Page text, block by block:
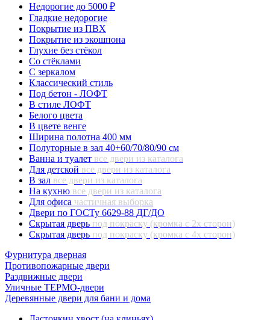
Недорогие до 5000 ₽
Гладкие недорогие
Покрытие из ПВХ
Покрытие из экошпона
Глухие без стёкол
Со стёклами
С зеркалом
Классический стиль
Под бетон - ЛОФТ
В стиле ЛОФТ
Белого цвета
В цвете венге
Ширина полотна 400 мм
Полуторные в зал 40+60/70/80/90 см
Ванна и туалет все двери из каталога
Для детской все двери из каталога
В зал все двери из каталога
На кухню все двери из каталога
Для офиса частичная выборка
Двери по ГОСТу 6629-88 ДГ/ДО
Скрытая дверь под покраску (кромка с 2х сторон)
Скрытая дверь под покраску (кромка с 4х сторон)
Фурнитура дверная
Противопожарные двери
Раздвижные двери
Уличные ТЕРМО-двери
Деревянные двери для бани и дома